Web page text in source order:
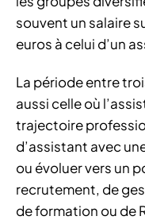
souvent un salaire
euros à celui d’un
La période entre
aussi celle où
trajectoire
d’assistant avec
ou évoluer vers un
recrutement, de
de formation ou de